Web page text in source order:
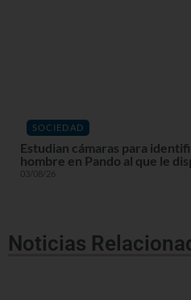
SOCIEDAD
Estudian cámaras para
hombre en Pando al que le
03/08/26
Noticias